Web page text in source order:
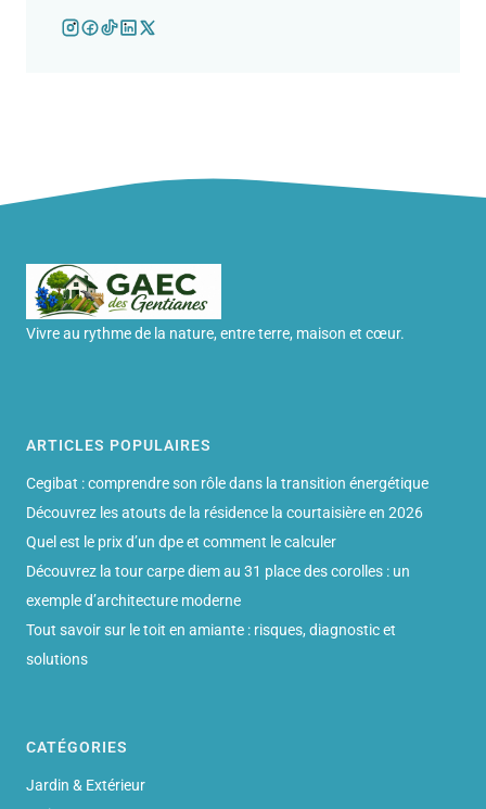
Vivre au rythme de la nature, entre terre, maison et cœur.
ARTICLES POPULAIRES
Cegibat : comprendre son rôle dans la transition énergétique
Découvrez les atouts de la résidence la courtaisière en 2026
Quel est le prix d’un dpe et comment le calculer
Découvrez la tour carpe diem au 31 place des corolles : un
exemple d’architecture moderne
Tout savoir sur le toit en amiante : risques, diagnostic et
solutions
CATÉGORIES
Jardin & Extérieur